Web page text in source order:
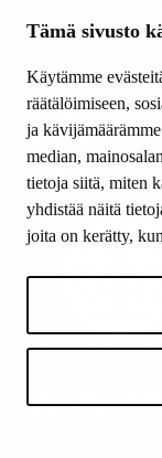
Tämä sivusto
Käytämme
räätälöimiseen,
ja
median,
tietoja siitä, miten
yhdistää näitä
joita on kerätty,
1 Jan / 30 Apr to 1
FOLLOW US
Facebook
YouTube
Instagram
LOGOT
A proud member of: